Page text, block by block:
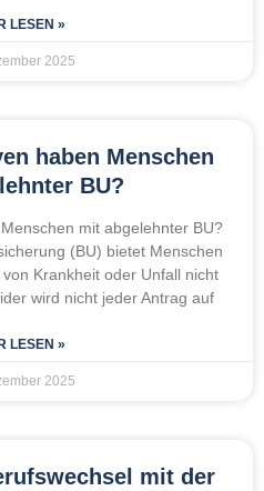
LESEN »
2025
haben Menschen
BU?
mit abgelehnter BU?
(BU) bietet Menschen
Krankheit oder Unfall nicht
wird nicht jeder Antrag auf
LESEN »
2025
mit der